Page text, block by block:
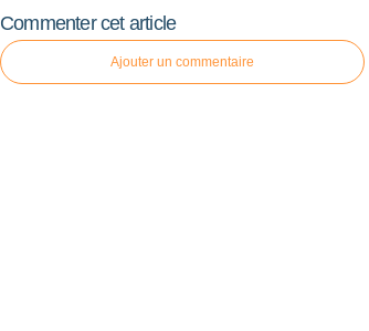
Commenter cet article
Ajouter un commentaire